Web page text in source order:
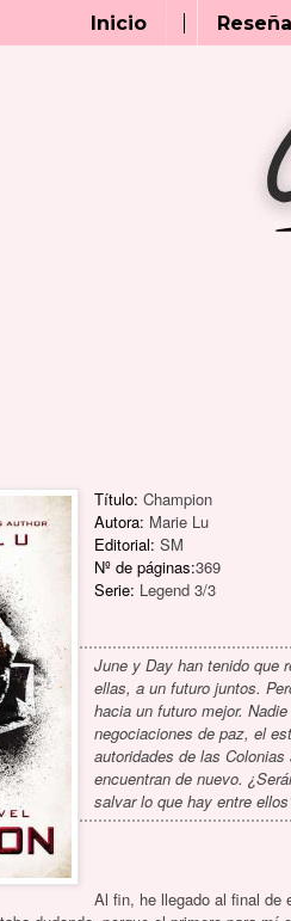
Inicio
Título: Champion
Autora: Marie Lu
Editorial: SM
Nº de páginas:369
Serie: Legend 3/3
June y Day han tenido que
ellas, a un futuro juntos.
hacia un futuro mejor.
negociaciones de paz, el
autoridades de las
encuentran de nuevo.
salvar lo que hay entre
Al fin, he llegado al final de